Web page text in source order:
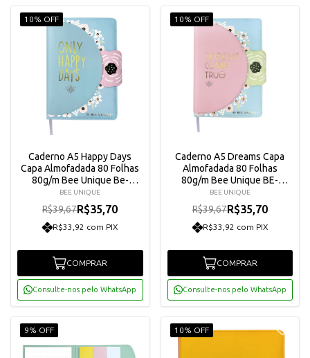
10% OFF
Caderno A5 Happy Days
Capa Almofadada 80 Folhas
80g/m Bee Unique Be-
ca0014
BEE UNIQUE
R$39,67R$35,70
R$33,92 com PIX
COMPRAR
Consulte-nos pelo WhatsApp
10% OFF
Caderno A5 Dreams Capa
Almofadada 80 Folhas
80g/m Bee Unique BE-
CA0013
BEE UNIQUE
R$39,67R$35,70
R$33,92 com PIX
COMPRAR
Consulte-nos pelo WhatsApp
9% OFF 10% OFF